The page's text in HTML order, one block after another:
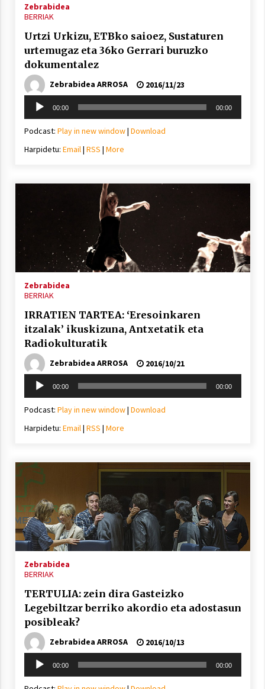
Telebistaren eskutik
2021/06/30
Zebrabidea
BERRIAK
Urtzi Urkizu, ETBko saioez, Sustaturen
urtemugaz eta 36ko Gerrari buruzko
dokumentalez
Zebrabidea ARROSA
2016/11/23
Soinu
erreproduzigailua
00:00 00:00
Podcast: Play in new window| Download
Harpidetu: Email| RSS | More
Zebrabidea
BERRIAK
IRRATIEN TARTEA: ‘Eresoinkaren
itzalak’ ikuskizuna, Antxetatik eta
Radiokulturatik
Zebrabidea ARROSA
2016/10/21
Soinu
erreproduzigailua
00:00 00:00
Podcast: Play in new window| Download
Harpidetu: Email| RSS | More
Zebrabidea
BERRIAK
TERTULIA: zein dira Gasteizko
Legebiltzar berriko akordio eta adostasun
posibleak?
Zebrabidea ARROSA
2016/10/13
Soinu
erreproduzigailua
00:00 00:00